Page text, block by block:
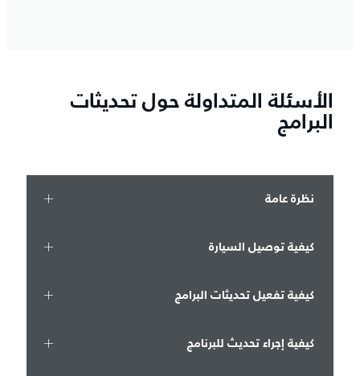
الأسئلة المتداولة حول تحديثات
البرامج
نظرة عامة
كيفية توصيل السيارة
كيفية تفعيل تحديثات البرامج
كيفية إجراء تحديث للبرنامج